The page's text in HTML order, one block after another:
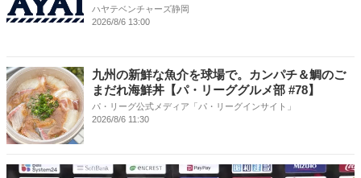
ハヤテベンチャーズ静岡
2026/8/6 13:00
九州の新鮮な魚介を球場で。カンパチ＆鯛のご
まだれ海鮮丼【パ・リーググルメ部 #78】
パ・リーグ公式メディア「パ・リーグインサイト」
2026/8/6 11:30